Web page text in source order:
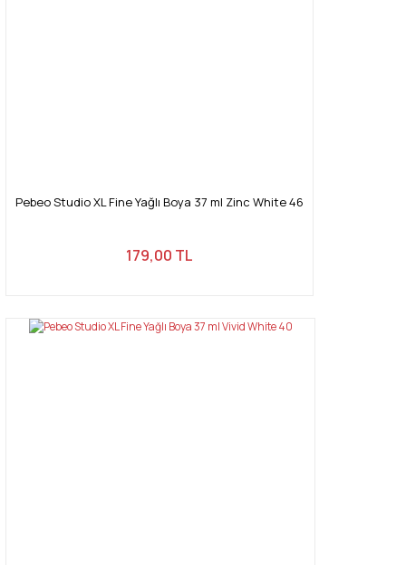
Pebeo Studio XL Fine Yağlı Boya 37 ml Zinc White 46
179,00 TL